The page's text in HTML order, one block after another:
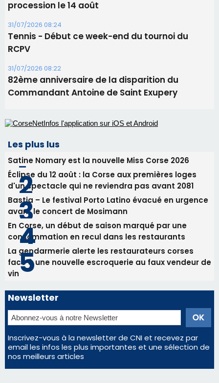
procession le 14 août
31/07/2026 08:24
Tennis - Début ce week-end du tournoi du
RCPV
31/07/2026 08:22
82ème anniversaire de la disparition du
Commandant Antoine de Saint Exupery
Les plus lus
Satine Nomary est la nouvelle Miss Corse 2026
Éclipse du 12 août : la Corse aux premières loges
d'un spectacle qui ne reviendra pas avant 2081
Bastia – Le festival Porto Latino évacué en urgence
avant le concert de Mosimann
En Corse, un début de saison marqué par une
consommation en recul dans les restaurants
La gendarmerie alerte les restaurateurs corses
face à une nouvelle escroquerie au faux vendeur de
vin
Newsletter
Inscrivez-vous à la newsletter de CNI et recevez par
email les infos les plus importantes et une sélection de
nos meilleurs articles